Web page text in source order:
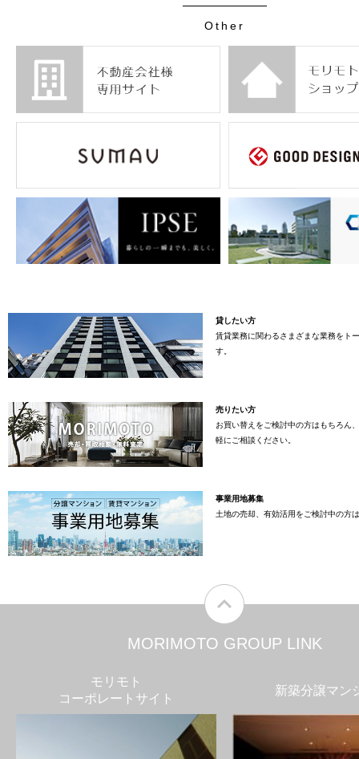
Other
貸したい方
賃貸業務に関わるさまざまな業務をト
す。
売りたい方
お買い替えをご検討中の方はもちろん
軽にご相談ください。
事業用地募集
土地の売却、有効活用をご検討中の方
MORIMOTO GROUP LINK
モリモト
コーポレートサイト
新築分譲マン